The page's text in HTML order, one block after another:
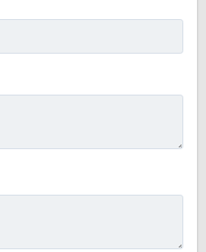
tâm bao gồm:
tâm.
công chứng.
cầu ảnh phông xanh,